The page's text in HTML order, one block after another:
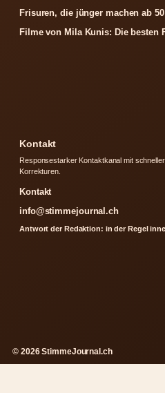
Frisuren, die jünger machen ab
Filme von Mila Kunis: Die besten
Kontakt
Responsestarker Kontaktkanal mit
Korrekturen.
Kontakt
info@stimmejournal.ch
Antwort der Redaktion: in der Regel
© 2026 StimmeJournal.ch